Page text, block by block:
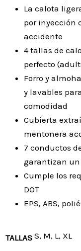
La calota
por inyección
accidente
4 tallas de
perfecto
Forro y
y lavables
comodidad
Cubierta
mentonera
7 conductos
garantizan
Cumple los
DOT
EPS, ABS,
TALLAS S, M, L, XL